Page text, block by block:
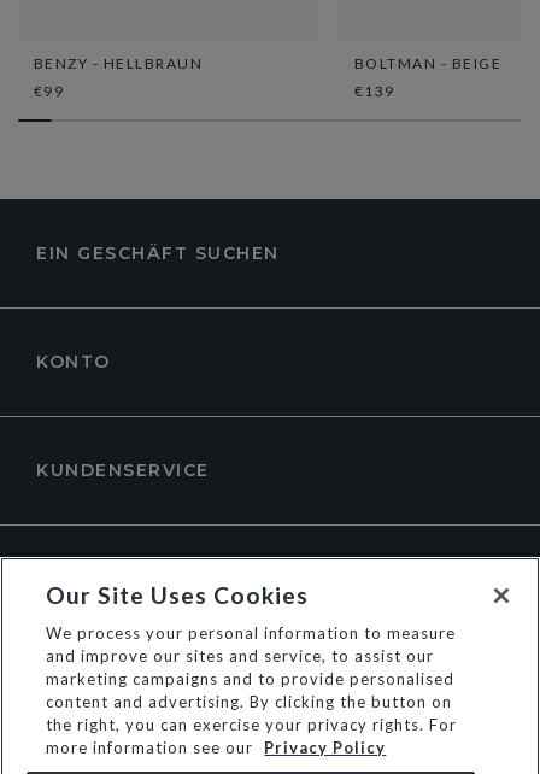
BENZY - HELLBRAUN
€99
BOLTMAN - BEIGE
€139
EIN GESCHÄFT SUCHEN
KONTO
KUNDENSERVICE
Our Site Uses Cookies
We process your personal information to measure
and improve our sites and service, to assist our
marketing campaigns and to provide personalised
content and advertising. By clicking the button on
the right, you can exercise your privacy rights. For
more information see our
Privacy Policy